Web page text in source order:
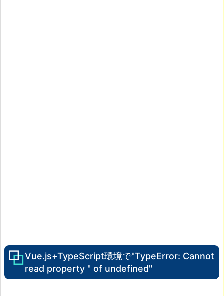
Vue.js+TypeScript環境で"TypeError: Cannot
read property " of undefined"